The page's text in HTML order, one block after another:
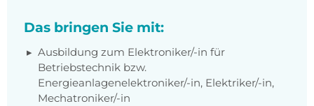
Das bringen Sie mit:
Ausbildung zum Elektroniker/-in für
Betriebstechnik bzw.
Energieanlagenelektroniker/-in, Elektriker/-in,
Mechatroniker/-in